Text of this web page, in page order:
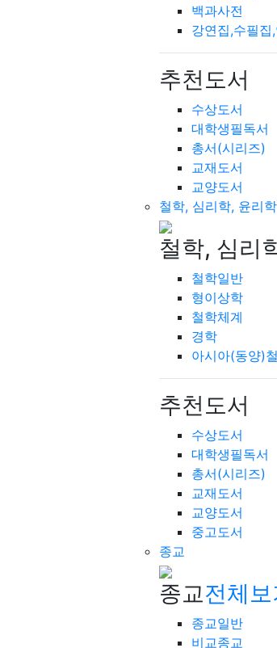
백과사전
강연집,수필집
추천도서
수상도서
대학생필독서
총서(시리즈)
교재도서
교양도서
철학, 심리학, 윤리학
철학, 심리
철학일반
형이상학
철학체계
경학
아시아(동양)
추천도서
수상도서
대학생필독서
총서(시리즈)
교재도서
교양도서
중고도서
종교
종교전체
종교일반
비교종교